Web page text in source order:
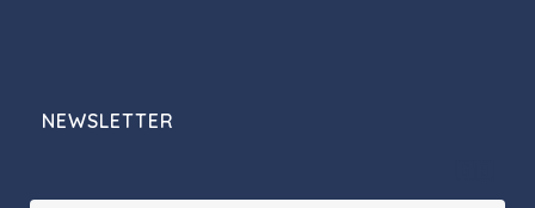
NEWSLETTER